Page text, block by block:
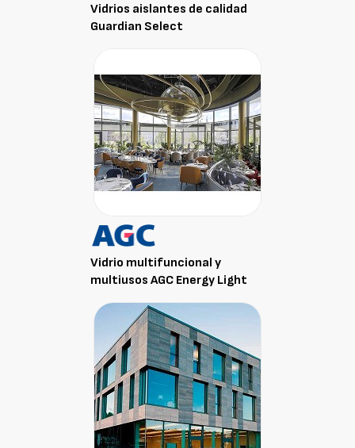
Vidrios aislantes de calidad
Guardian Select
Vidrio multifuncional y
multiusos AGC Energy Light